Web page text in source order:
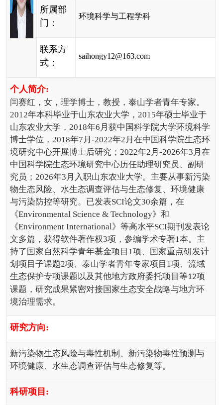
所属部
门：
环境科学与工程学科
联系方
式：
saihongy12@163.com
个人简介:
闫赛红，女，理学博士，教授，泰山学者青年专家。
2012年本科毕业于山东农业大学，2015年硕士毕业于
山东农业大学，2018年6 月获中国科学院大学环境科学
博士学位，2018年7 月-2022年2 月在中国科学院生态环
境研究中心开展博士后研究；2022年2 月-2026年3 月在
中国科学院生态环境研究中心历任助理研究员、副研
究员；2026年3 月入职山东农业大学。主要从事新污染
物生态风险、水生态调查评估与生态修复、环境健康
与污染防控等研究。已发表SCI论文30余篇，在
《Environmental Science & Technology》和
《Environment International》等高水平SCI期刊发表论
文多篇，获得软件著作权3项，参编学术专著1本。主
持了国家自然科学青年基金项目 1项、国家重点研发计
划项目子课题2项、泰山学者青年专家项目 1项、流域
生态保护专项课题以及其他地方政府委托项目等12项
课题，研究成果紧密对接国家生态安全战略与地方环
境治理需求。
研究方向:
新污染物生态风险与毒性机制、新污染物毒性预测与
环境健康、水生态调查评估与生态修复等。
科研项目 :